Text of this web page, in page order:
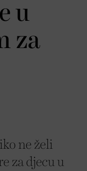
u
za
ne želi
za djecu u